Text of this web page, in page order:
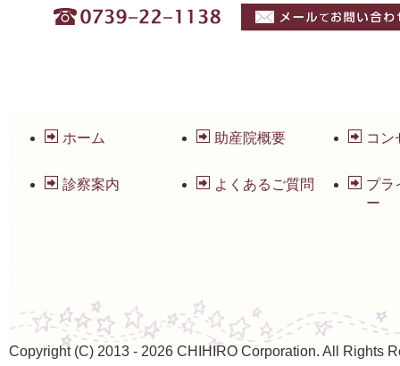
ホーム 助産院概要 コン
診察案内 よくあるご質問
プラ
ー
Copyright (C) 2013 - 2026 CHIHIRO Corporation. All Rights